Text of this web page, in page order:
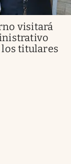
visitará
los titulares